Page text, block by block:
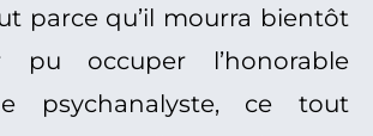
parce qu’il mourra bientôt
pu occuper l’honorable
psychanalyste, ce tout